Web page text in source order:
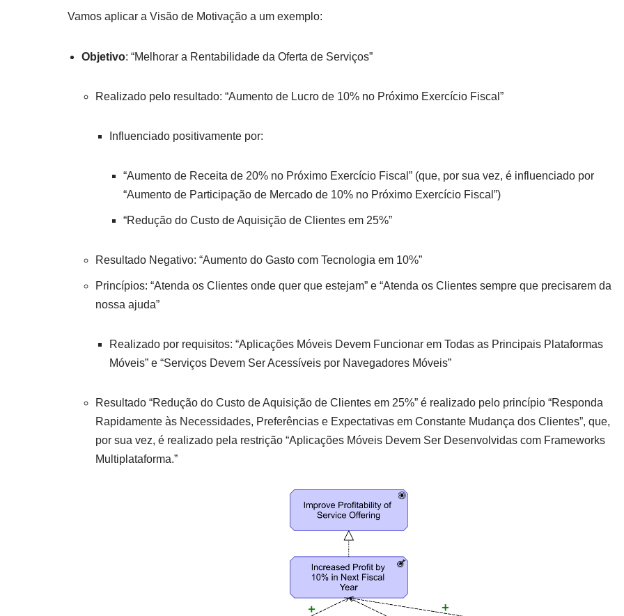
Vamos aplicar a Visão de Motivação a um exemplo:
Objetivo: “Melhorar a Rentabilidade da Oferta de Serviços”
Realizado pelo resultado: “Aumento de Lucro de 10% no Próximo Exercício Fiscal”
Influenciado positivamente por:
“Aumento de Receita de 20% no Próximo Exercício Fiscal” (que, por sua vez, é influenciado por
“Aumento de Participação de Mercado de 10% no Próximo Exercício Fiscal”)
“Redução do Custo de Aquisição de Clientes em 25%”
Resultado Negativo: “Aumento do Gasto com Tecnologia em 10%”
Princípios: “Atenda os Clientes onde quer que estejam” e “Atenda os Clientes sempre que precisarem da
nossa ajuda”
Realizado por requisitos: “Aplicações Móveis Devem Funcionar em Todas as Principais Plataformas
Móveis” e “Serviços Devem Ser Acessíveis por Navegadores Móveis”
Resultado “Redução do Custo de Aquisição de Clientes em 25%” é realizado pelo princípio “Responda
Rapidamente às Necessidades, Preferências e Expectativas em Constante Mudança dos Clientes”, que,
por sua vez, é realizado pela restrição “Aplicações Móveis Devem Ser Desenvolvidas com Frameworks
Multiplataforma.”